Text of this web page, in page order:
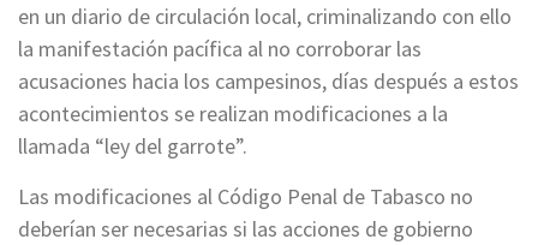
en un diario de circulación local, criminalizando con ello
la manifestación pacífica al no corroborar las
acusaciones hacia los campesinos, días después a estos
acontecimientos se realizan modificaciones a la
llamada “ley del garrote”.
Las modificaciones al Código Penal de Tabasco no
deberían ser necesarias si las acciones de gobierno